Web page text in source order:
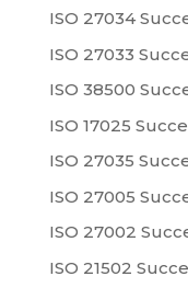
ISO 27034
ISO 27033
ISO 38500
ISO 17025
ISO 27035
ISO 27005
ISO 27002
ISO 21502